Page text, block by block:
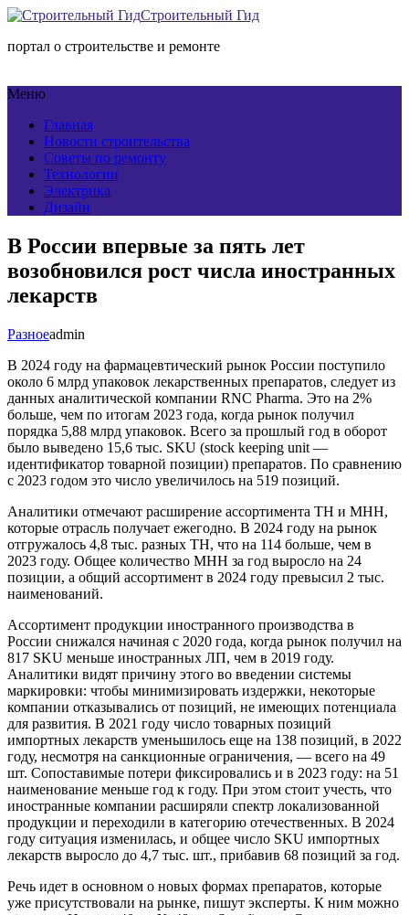
Строительный Гид
портал о строительстве и ремонте
Меню
Главная
Новости строительства
Советы по ремонту
Технологии
Электрика
Дизайн
В России впервые за пять лет
возобновился рост числа иностранных
лекарств
Разноеadmin
В 2024 году на фармацевтический рынок России поступило
около 6 млрд упаковок лекарственных препаратов, следует из
данных аналитической компании RNC Pharma. Это на 2%
больше, чем по итогам 2023 года, когда рынок получил
порядка 5,88 млрд упаковок. Всего за прошлый год в оборот
было выведено 15,6 тыс. SKU (stock keeping unit —
идентификатор товарной позиции) препаратов. По сравнению
с 2023 годом это число увеличилось на 519 позиций.
Аналитики отмечают расширение ассортимента ТН и МНН,
которые отрасль получает ежегодно. В 2024 году на рынок
отгружалось 4,8 тыс. разных ТН, что на 114 больше, чем в
2023 году. Общее количество МНН за год выросло на 24
позиции, а общий ассортимент в 2024 году превысил 2 тыс.
наименований.
Ассортимент продукции иностранного производства в
России снижался начиная с 2020 года, когда рынок получил на
817 SKU меньше иностранных ЛП, чем в 2019 году.
Аналитики видят причину этого во введении системы
маркировки: чтобы минимизировать издержки, некоторые
компании отказывались от позиций, не имеющих потенциала
для развития. В 2021 году число товарных позиций
импортных лекарств уменьшилось еще на 138 позиций, в 2022
году, несмотря на санкционные ограничения, — всего на 49
шт. Сопоставимые потери фиксировались и в 2023 году: на 51
наименование меньше год к году. При этом стоит учесть, что
иностранные компании расширяли спектр локализованной
продукции и переходили в категорию отечественных. В 2024
году ситуация изменилась, и общее число SKU импортных
лекарств выросло до 4,7 тыс. шт., прибавив 68 позиций за год.
Речь идет в основном о новых формах препаратов, которые
уже присутствовали на рынке, пишут эксперты. К ним можно